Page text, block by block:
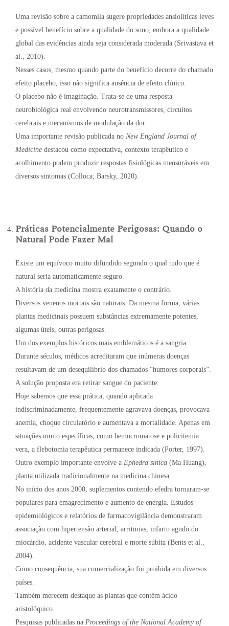
Uma revisão sobre a camomila sugere propriedades ansiolíticas leves
e possível benefício sobre a qualidade do sono, embora a qualidade
global das evidências ainda seja considerada moderada (Srivastava et
al., 2010).
Nesses casos, mesmo quando parte do benefício decorre do chamado
efeito placebo, isso não significa ausência de efeito clínico.
O placebo não é imaginação. Trata-se de uma resposta
neurobiológica real envolvendo neurotransmissores, circuitos
cerebrais e mecanismos de modulação da dor.
Uma importante revisão publicada no New England Journal of
Medicine destacou como expectativa, contexto terapêutico e
acolhimento podem produzir respostas fisiológicas mensuráveis em
diversos sintomas (Colloca; Barsky, 2020).
Práticas Potencialmente Perigosas: Quando o
Natural Pode Fazer Mal
Existe um equívoco muito difundido segundo o qual tudo que é
natural seria automaticamente seguro.
A história da medicina mostra exatamente o contrário.
Diversos venenos mortais são naturais. Da mesma forma, várias
plantas medicinais possuem substâncias extremamente potentes,
algumas úteis, outras perigosas.
Um dos exemplos históricos mais emblemáticos é a sangria.
Durante séculos, médicos acreditaram que inúmeras doenças
resultavam de um desequilíbrio dos chamados “humores corporais”.
A solução proposta era retirar sangue do paciente.
Hoje sabemos que essa prática, quando aplicada
indiscriminadamente, frequentemente agravava doenças, provocava
anemia, choque circulatório e aumentava a mortalidade. Apenas em
situações muito específicas, como hemocromatose e policitemia
vera, a flebotomia terapêutica permanece indicada (Porter, 1997).
Outro exemplo importante envolve a Ephedra sinica (Ma Huang),
planta utilizada tradicionalmente na medicina chinesa.
No início dos anos 2000, suplementos contendo efedra tornaram-se
populares para emagrecimento e aumento de energia. Estudos
epidemiológicos e relatórios de farmacovigilância demonstraram
associação com hipertensão arterial, arritmias, infarto agudo do
miocárdio, acidente vascular cerebral e morte súbita (Bents et al.,
2004).
Como consequência, sua comercialização foi proibida em diversos
países.
Também merecem destaque as plantas que contêm ácido
aristolóquico.
Pesquisas publicadas na Proceedings of the National Academy of